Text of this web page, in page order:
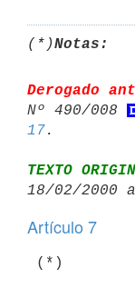
(*)Notas:
Derogado
Nº 490/008
17
TEXTO
18/02/2000
Artículo 7